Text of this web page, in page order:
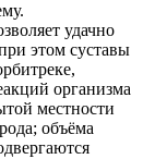
удачно
этом суставы
организма
местности
объёма